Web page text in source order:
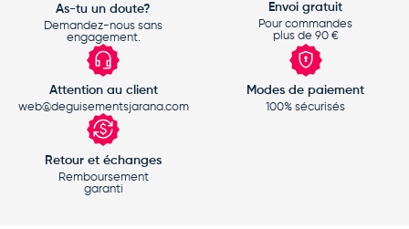
As-tu un doute?
Demandez-nous sans
engagement.
Envoi gratuit
Pour commandes
plus de 90 €
Attention au client
web@deguisementsjarana.com
Modes de paiement
100% sécurisés
Retour et échanges
Remboursement
garanti